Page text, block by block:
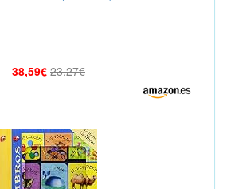
38,59€ 23,27€